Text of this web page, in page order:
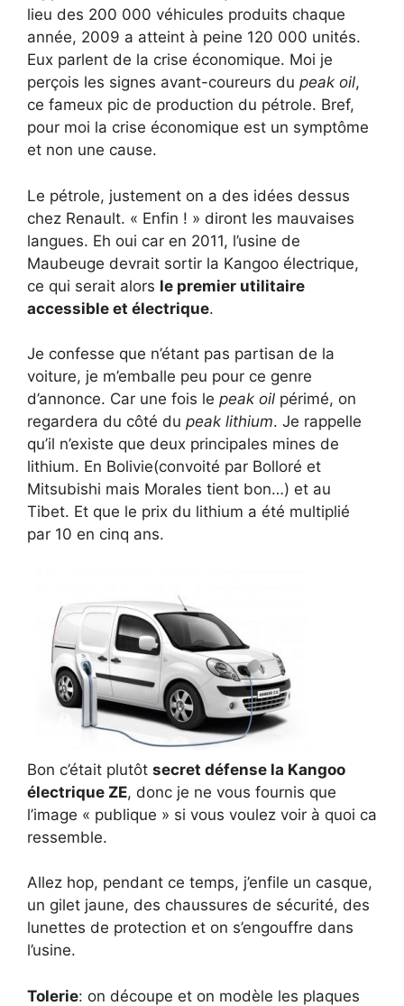
lieu des 200 000 véhicules produits chaque
année, 2009 a atteint à peine 120 000 unités.
Eux parlent de la crise économique. Moi je
perçois les signes avant-coureurs du peak oil,
ce fameux pic de production du pétrole. Bref,
pour moi la crise économique est un symptôme
et non une cause.
Le pétrole, justement on a des idées dessus
chez Renault. « Enfin ! » diront les mauvaises
langues. Eh oui car en 2011, l’usine de
Maubeuge devrait sortir la Kangoo électrique,
ce qui serait alors le premier utilitaire
accessible et électrique.
Je confesse que n’étant pas partisan de la
voiture, je m’emballe peu pour ce genre
d’annonce. Car une fois le peak oil périmé, on
regardera du côté du peak lithium. Je rappelle
qu’il n’existe que deux principales mines de
lithium. En Bolivie(convoité par Bolloré et
Mitsubishi mais Morales tient bon…) et au
Tibet. Et que le prix du lithium a été multiplié
par 10 en cinq ans.
Bon c’était plutôt secret défense la Kangoo
électrique ZE, donc je ne vous fournis que
l’image « publique » si vous voulez voir à quoi ca
ressemble.
Allez hop, pendant ce temps, j’enfile un casque,
un gilet jaune, des chaussures de sécurité, des
lunettes de protection et on s’engouffre dans
l’usine.
Tolerie: on découpe et on modèle les plaques